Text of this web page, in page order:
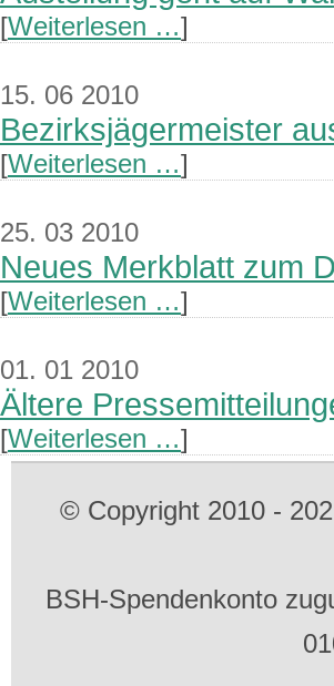
[Weiterlesen …]
15. 06 2010
Bezirksjägermeister
[Weiterlesen …]
25. 03 2010
Neues Merkblatt zum
[Weiterlesen …]
01. 01 2010
Ältere
[Weiterlesen …]
© Copyright 2010 -
BSH-Spendenkonto